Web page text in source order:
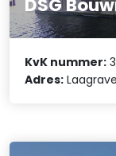
KvK nummer:
Adres: